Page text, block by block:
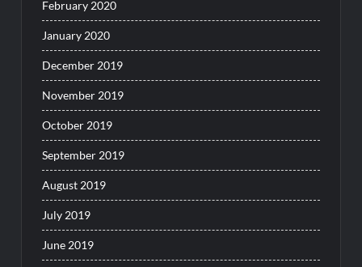
February 2020
January 2020
December 2019
November 2019
October 2019
September 2019
August 2019
July 2019
June 2019